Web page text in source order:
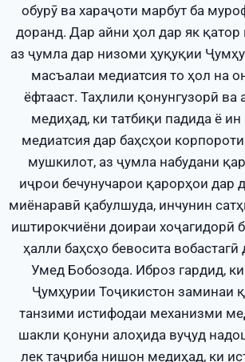
обурӯ ва хараҷоти марбут ба
доранд. Дар айни ҳол дар як қатор
аз ҷумла дар низоми ҳуқуқии
масъалаи медиатсия то ҳол на
ёфтааст. Таҳлили қонунгузорӣ
медиҳад, ки татбиқи падида ё ин
медиатсия дар баҳсҳои
мушкилот, аз ҷумла набудани
иҷрои бечунучарои қарорҳои дар
миёнаравӣ қабулшуда, инчунин
иштирокчиёни доираи хоҷагидорӣ
ҳалли баҳсҳо бевосита вобастагӣ
Умед Бобозода. Иброз гардид,
Ҷумҳурии Тоҷикистон заминаи
танзими истифодаи механизми
шакли қонуни алоҳида вуҷуд
лек таҷриба нишон медиҳад, ки